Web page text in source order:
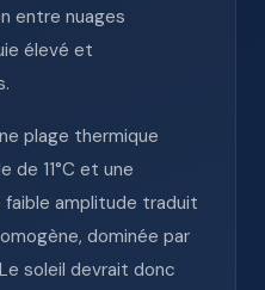
entre nuages
élevé et
plage thermique
de 11°C et une
faible amplitude traduit
dominée par
soleil devrait donc